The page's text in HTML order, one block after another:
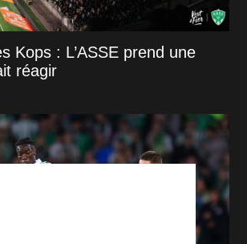
Kops : L’ASSE prend une
réagir